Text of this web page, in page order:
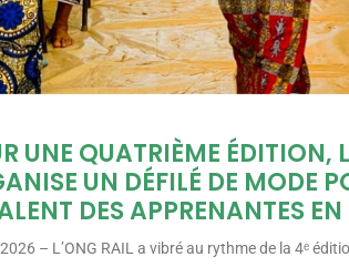
UNE QUATRIÈME ÉDITION,
UN DÉFILÉ DE MODE
DES APPRENANTES
– L’ONG RAIL a vibré au rythme de la 4ᵉ